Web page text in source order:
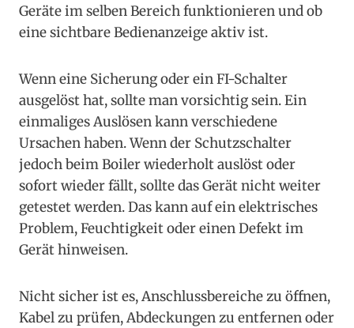
Geräte im selben Bereich funktionieren und ob
eine sichtbare Bedienanzeige aktiv ist.
Wenn eine Sicherung oder ein FI-Schalter
ausgelöst hat, sollte man vorsichtig sein. Ein
einmaliges Auslösen kann verschiedene
Ursachen haben. Wenn der Schutzschalter
jedoch beim Boiler wiederholt auslöst oder
sofort wieder fällt, sollte das Gerät nicht weiter
getestet werden. Das kann auf ein elektrisches
Problem, Feuchtigkeit oder einen Defekt im
Gerät hinweisen.
Nicht sicher ist es, Anschlussbereiche zu öffnen,
Kabel zu prüfen, Abdeckungen zu entfernen oder